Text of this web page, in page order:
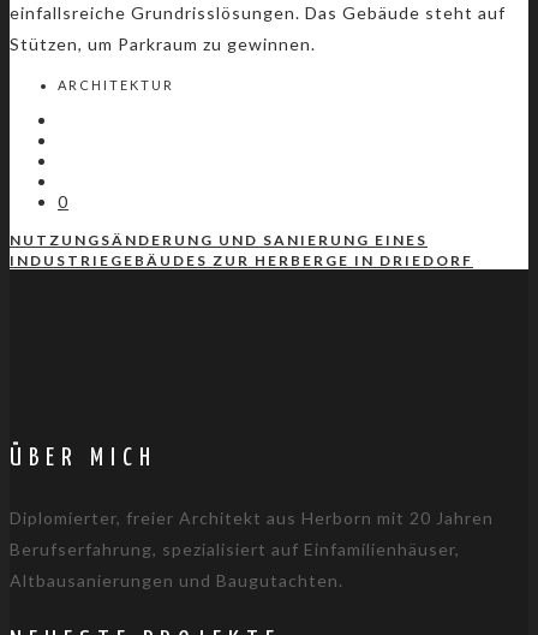
einfallsreiche Grundrisslösungen. Das Gebäude steht auf
Stützen, um Parkraum zu gewinnen.
ARCHITEKTUR
0
NUTZUNGSÄNDERUNG UND SANIERUNG EINES
INDUSTRIEGEBÄUDES ZUR HERBERGE IN DRIEDORF
ÜBER MICH
Diplomierter, freier Architekt aus Herborn mit 20 Jahren
Berufserfahrung, spezialisiert auf Einfamilienhäuser,
Altbausanierungen und Baugutachten.